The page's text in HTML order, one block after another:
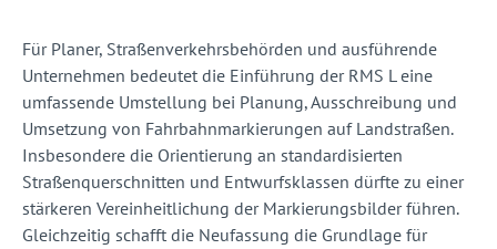
Für Planer, Straßenverkehrsbehörden und ausführende
Unternehmen bedeutet die Einführung der RMS L eine
umfassende Umstellung bei Planung, Ausschreibung und
Umsetzung von Fahrbahnmarkierungen auf Landstraßen.
Insbesondere die Orientierung an standardisierten
Straßenquerschnitten und Entwurfsklassen dürfte zu einer
stärkeren Vereinheitlichung der Markierungsbilder führen.
Gleichzeitig schafft die Neufassung die Grundlage für